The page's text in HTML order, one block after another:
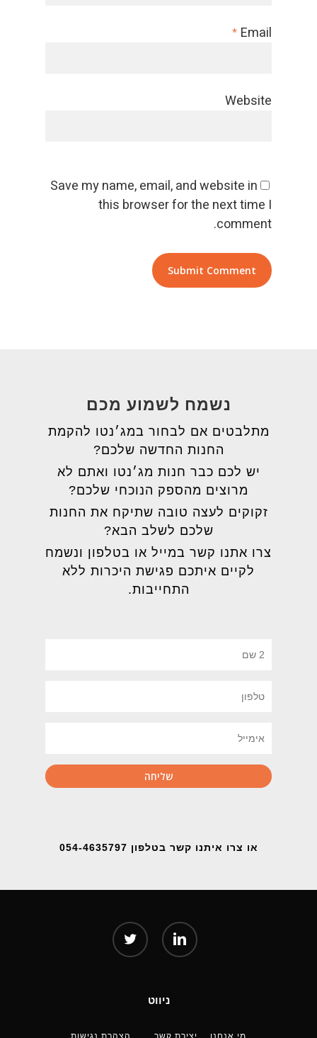
Email
*
Website
Save my name, email, and website in
this browser for the next time I
comment.
נשמח לשמוע מכם
מתלבטים אם לבחור במג׳נטו להקמת
החנות החדשה שלכם?
יש לכם כבר חנות מג׳נטו ואתם לא
מרוצים מהספק הנוכחי שלכם?
זקוקים לעצה טובה שתיקח את החנות
שלכם לשלב הבא?
צרו אתנו קשר במייל או בטלפון ונשמח
לקיים איתכם פגישת היכרות ללא
התחייבות.
או צרו איתנו קשר בטלפון 054-4635797
twitter linkedin
ניווט
מי אנחנו יצירת קשר הצהרת נגישות